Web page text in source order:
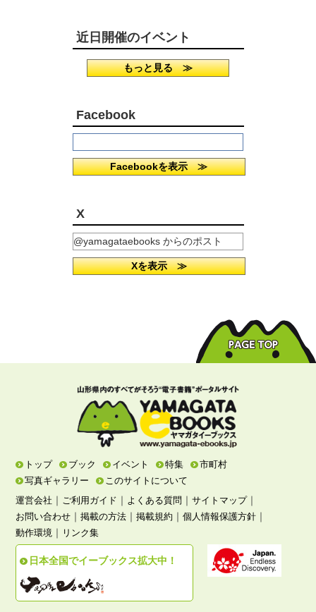
近日開催のイベント
もっと見る ≫
Facebook
Facebookを表示 ≫
X
@yamagataebooks からのポスト
Xを表示 ≫
トップ ブック イベント 特集
市町村
写真ギャラリー
このサイトについて
運営会社 ｜ ご利用ガイド ｜ よくある質問 ｜サイトマップ｜
お問い合わせ ｜掲載の方法 ｜掲載規約 ｜個人情報保護方針 ｜
動作環境 ｜ リンク集
日本全国でイーブックス拡大中！